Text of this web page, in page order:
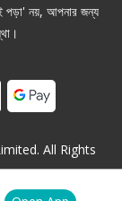
পড়া' নয়, আপনার জন্য
All Rights